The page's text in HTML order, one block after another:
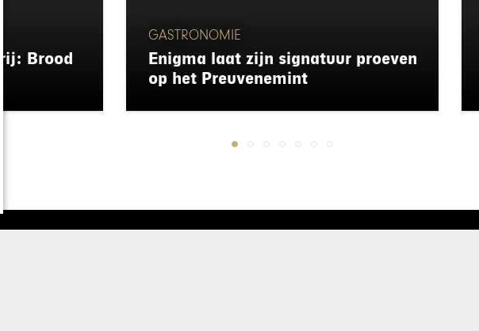
Brood
GASTRONOMIE
Enigma laat zijn signatuur proeven
op het Preuvenemint